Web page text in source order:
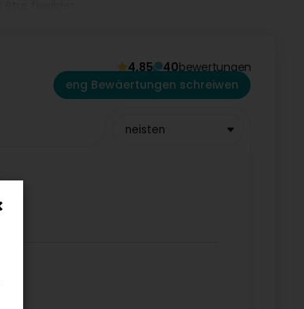
Tuttlingen
2008 Zurich
4,85 40bewertungen
eng Bewäertungen schreiwen
neisten